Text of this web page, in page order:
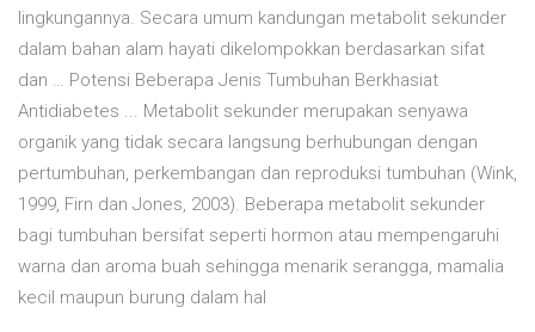
lingkungannya. Secara umum kandungan metabolit sekunder
dalam bahan alam hayati dikelompokkan berdasarkan sifat
dan … Potensi Beberapa Jenis Tumbuhan Berkhasiat
Antidiabetes ... Metabolit sekunder merupakan senyawa
organik yang tidak secara langsung berhubungan dengan
pertumbuhan, perkembangan dan reproduksi tumbuhan (Wink,
1999, Firn dan Jones, 2003). Beberapa metabolit sekunder
bagi tumbuhan bersifat seperti hormon atau mempengaruhi
warna dan aroma buah sehingga menarik serangga, mamalia
kecil maupun burung dalam hal